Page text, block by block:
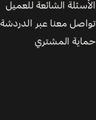
الأسئلة الشائعة للعميل
تواصل معنا عبر الدردشة
حماية المشتري